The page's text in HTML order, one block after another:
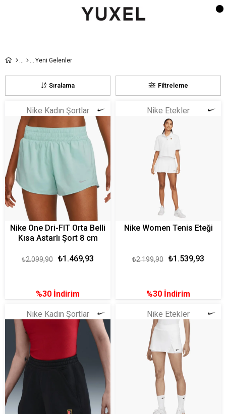
Yeni Gelenler
Filtreleme
Sıralama
Nike Kadın Şortlar
Nike One Dri-FIT Orta Belli
Kısa Astarlı Şort 8 cm
₺1.469,93
₺2.099,90
%30 İndirim
Nike Etekler
Nike Women Tenis Eteği
₺1.539,93
₺2.199,90
%30 İndirim
Nike Kadın Şortlar Nike Etekler